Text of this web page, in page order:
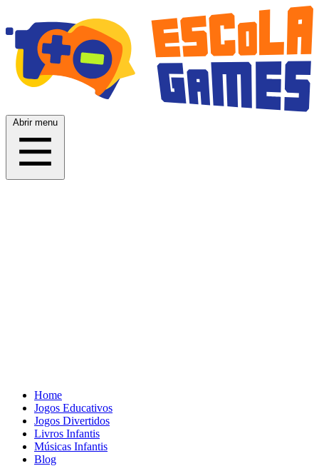
Abrir menu
Home
Jogos Educativos
Jogos Divertidos
Livros Infantis
Músicas Infantis
Blog